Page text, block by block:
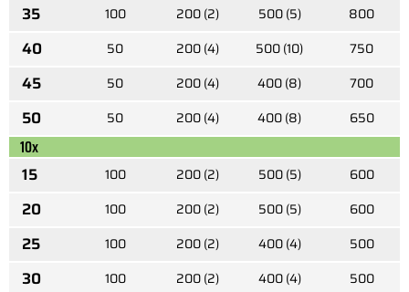
35 100 200 (2) 500 (5) 800
40 50 200 (4) 500 (10) 750
45 50 200 (4) 400 (8) 700
50 50 200 (4) 400 (8) 650
10x
15
100 200 (2) 500 (5) 600
20 100 200 (2) 500 (5) 600
25 100 200 (2) 400 (4) 500
30 100 200 (2) 400 (4) 500